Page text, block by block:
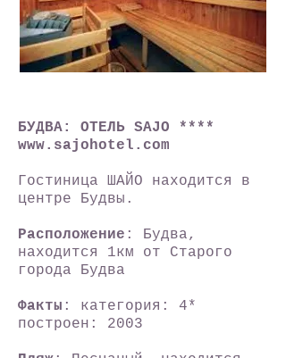
БУДВА: ОТЕЛЬ SAJO ****
www.sajohotel.com
Гостиница ШАЙО находится в
центре Будвы.
Расположение : Будва,
находится 1км от Старого
города Будва
Факты : категория: 4*
построен: 2003